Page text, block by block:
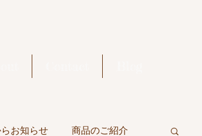
お知らせ 商品のご紹介